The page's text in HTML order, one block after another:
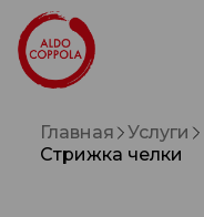
Главная Услуги
Стрижка челки